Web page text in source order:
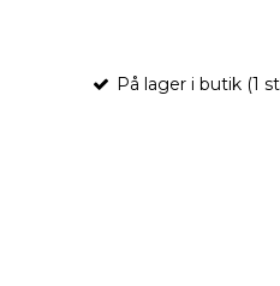
På lager i butik (1